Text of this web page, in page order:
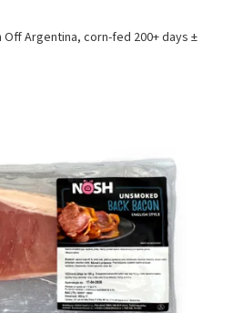
Off Argentina, corn-fed 200+ days ±